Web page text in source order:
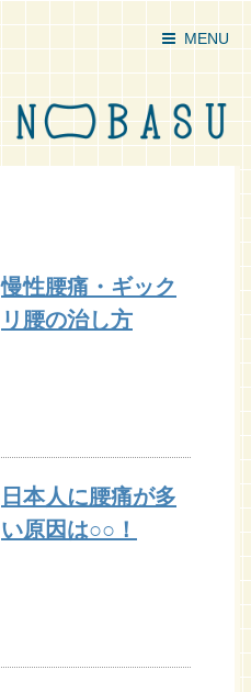
MENU
慢性腰痛・ギック
リ腰の治し方
日本人に腰痛が多
い原因は○○！